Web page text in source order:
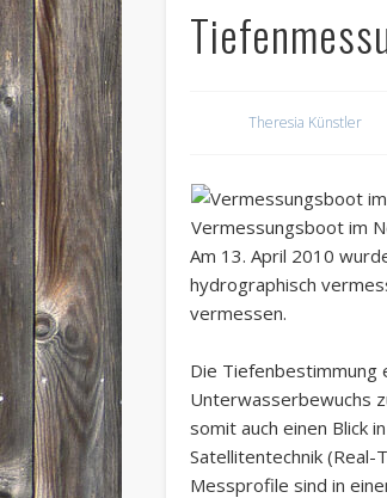
Theresia Künstler
Vermessungsboot im
Am 13. April 2010
hydrographisch
vermessen.
Die Tiefenbestimmung
Unterwasserbewuchs
somit auch einen Blick
Satellitentechnik
Messprofile sind in